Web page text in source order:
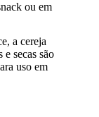
ou em
a cereja
e secas são
uso em